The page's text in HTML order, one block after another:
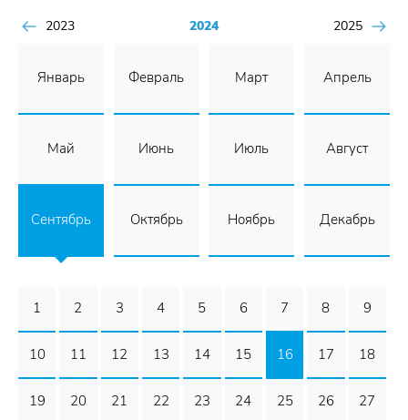
2023 2024 2025
Январь Февраль Март Апрель
Май Июнь Июль Август
Сентябрь Октябрь Ноябрь Декабрь
1 2 3 4 5 6 7 8 9
10 11 12 13 14 15 16 17 18
19 20 21 22 23 24 25 26 27